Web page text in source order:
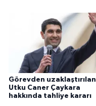
Görevden uzaklaştırılan
Utku Caner Çaykara
hakkında tahliye kararı